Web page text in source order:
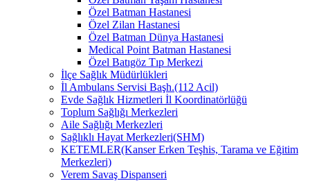
Özel Batman Hastanesi
Özel Zilan Hastanesi
Özel Batman Dünya Hastanesi
Medical Point Batman Hastanesi
Özel Batıgöz Tıp Merkezi
İlçe Sağlık Müdürlükleri
İl Ambulans Servisi Başh.(112 Acil)
Evde Sağlık Hizmetleri İl Koordinatörlüğü
Toplum Sağlığı Merkezleri
Aile Sağlığı Merkezleri
Sağlıklı Hayat Merkezleri(SHM)
KETEMLER(Kanser Erken Teşhis, Tarama ve Eğitim
Merkezleri)
Verem Savaş Dispanseri